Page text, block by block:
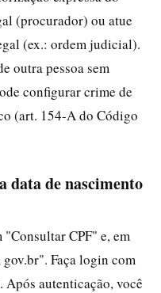
(procurador) ou atue
(ex.: ordem judicial).
outra pessoa sem
configurar crime de
(art. 154-A do Código
data de nascimento
"Consultar CPF" e, em
Faça login com
Após autenticação, você